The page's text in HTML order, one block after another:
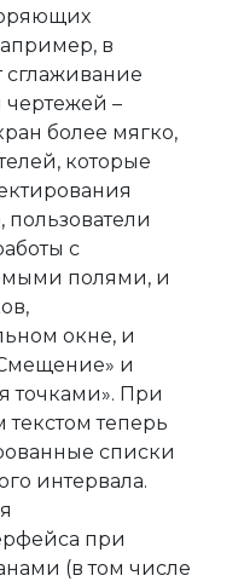
в
сглаживание
чертежей –
более мягко,
которые
с
полями, и
окне, и
и
точками». При
текстом теперь
списки
интервала.
при
(в том числе